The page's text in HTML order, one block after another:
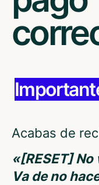
Acabas de
«[RESET]
Va de no